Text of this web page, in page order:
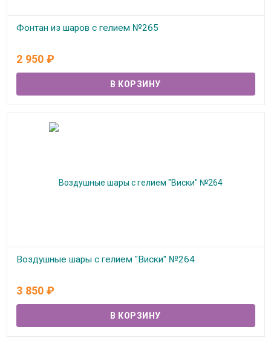
Фонтан из шаров с гелием №265
2 950 ₽
Воздушные шары с гелием "Виски" №264
3 850 ₽